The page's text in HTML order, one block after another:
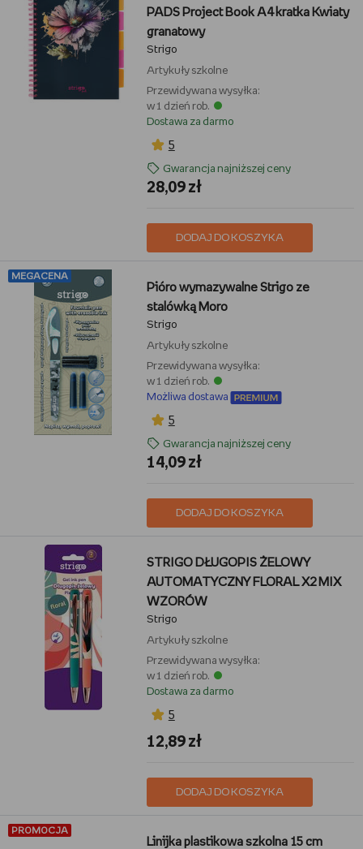
PADS Project Book A4 kratka Kwiaty
granatowy
Strigo
Artykuły szkolne
Przewidywana wysyłka:
w 1 dzień rob.
Dostawa za darmo
5
Gwarancja najniższej ceny
28,09 zł
DODAJ DO KOSZYKA
MEGACENA
Pióro wymazywalne Strigo ze
stalówką Moro
Strigo
Artykuły szkolne
Przewidywana wysyłka:
w 1 dzień rob.
Możliwa dostawa
5
Gwarancja najniższej ceny
14,09 zł
DODAJ DO KOSZYKA
STRIGO DŁUGOPIS ŻELOWY
AUTOMATYCZNY FLORAL X2 MIX
WZORÓW
Strigo
Artykuły szkolne
Przewidywana wysyłka:
w 1 dzień rob.
Dostawa za darmo
5
12,89 zł
DODAJ DO KOSZYKA
PROMOCJA
Linijka plastikowa szkolna 15 cm